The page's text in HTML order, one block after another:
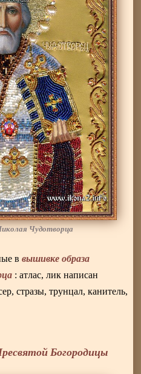
Чудотворца
ввышивке образа
: атлас, лик написан
стразы, трунцал, канитель,
Богородицы